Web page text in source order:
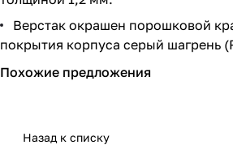
Верстак окрашен порошковой
покрытия корпуса серый шагрень
Похожие предложения
Назад к списку